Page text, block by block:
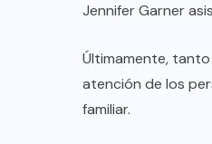
Jennifer Garner
Últimamente,
atención de los
familiar.